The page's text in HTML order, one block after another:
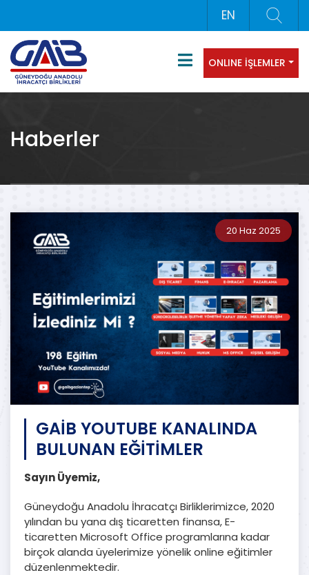
EN
ONLINE İŞLEMLER
Haberler
20 Haz 2025
GAİB YOUTUBE KANALINDA
BULUNAN EĞİTİMLER
Sayın Üyemiz,
Güneydoğu Anadolu İhracatçı Birliklerimizce, 2020
yılından bu yana dış ticaretten finansa, E-
ticaretten Microsoft Office programlarına kadar
birçok alanda üyelerimize yönelik online eğitimler
düzenlenmektedir.